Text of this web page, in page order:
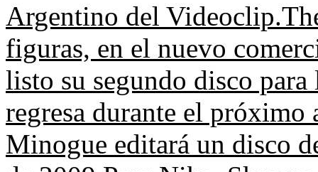
Argentino del Videoclip.
figuras, en el nuevo
listo su segundo disco
regresa durante el
Minogue editará un disco